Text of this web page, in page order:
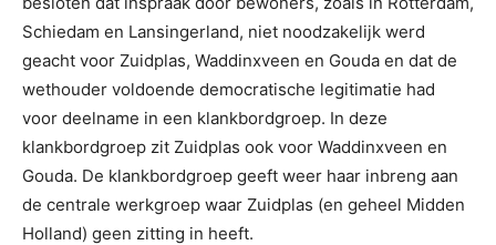
Schiedam en Lansingerland, niet noodzakelijk werd
geacht voor Zuidplas, Waddinxveen en Gouda en dat de
wethouder voldoende democratische legitimatie had
voor deelname in een klankbordgroep. In deze
klankbordgroep zit Zuidplas ook voor Waddinxveen en
Gouda. De klankbordgroep geeft weer haar inbreng aan
de centrale werkgroep waar Zuidplas (en geheel Midden
Holland) geen zitting in heeft.